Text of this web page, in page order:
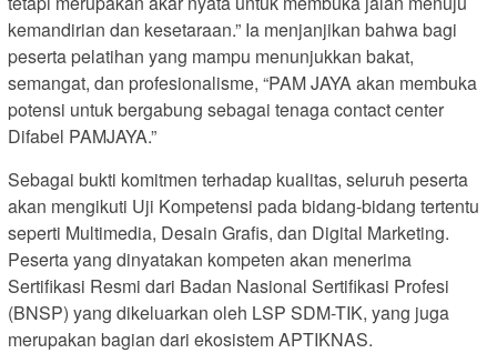
kemandirian dan kesetaraan.” Ia menjanjikan bahwa bagi
peserta pelatihan yang mampu menunjukkan bakat,
semangat, dan profesionalisme, “PAM JAYA akan membuka
potensi untuk bergabung sebagai tenaga contact center
Difabel PAMJAYA.”
Sebagai bukti komitmen terhadap kualitas, seluruh peserta
akan mengikuti Uji Kompetensi pada bidang-bidang tertentu
seperti Multimedia, Desain Grafis, dan Digital Marketing.
Peserta yang dinyatakan kompeten akan menerima
Sertifikasi Resmi dari Badan Nasional Sertifikasi Profesi
(BNSP) yang dikeluarkan oleh LSP SDM-TIK, yang juga
merupakan bagian dari ekosistem APTIKNAS.